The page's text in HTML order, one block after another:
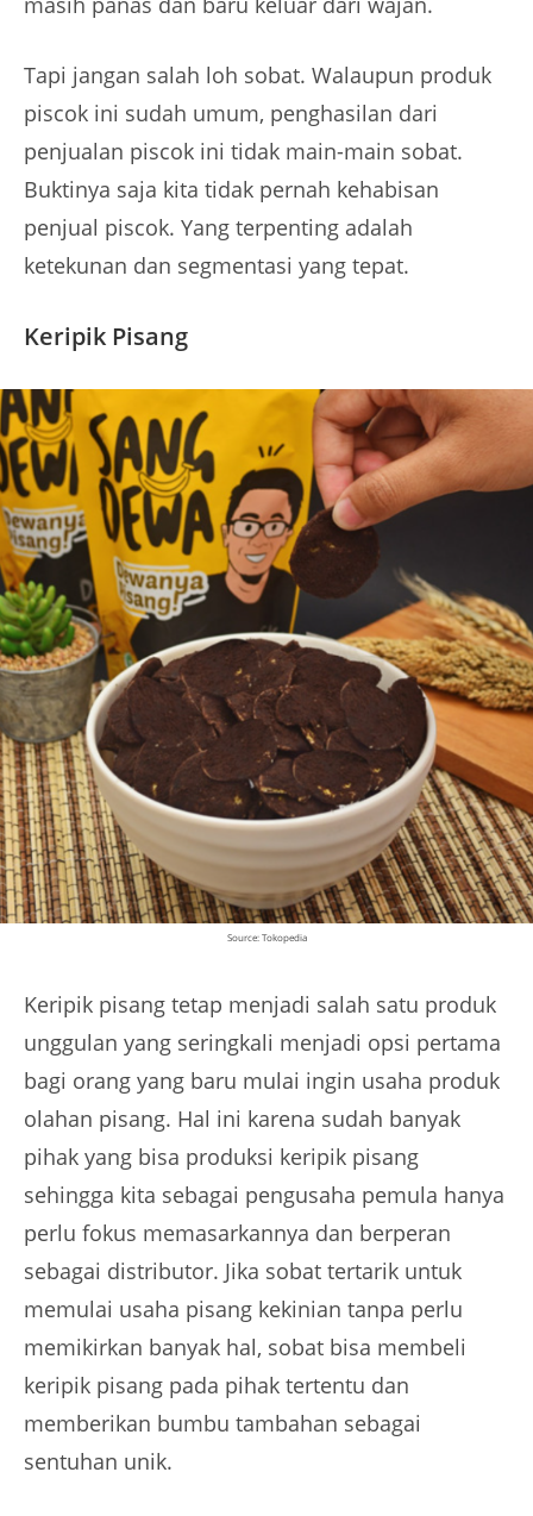
Tapi jangan salah loh sobat. Walaupun produk
piscok ini sudah umum, penghasilan dari
penjualan piscok ini tidak main-main sobat.
Buktinya saja kita tidak pernah kehabisan
penjual piscok. Yang terpenting adalah
ketekunan dan segmentasi yang tepat.
Keripik Pisang
Source: Tokopedia
Keripik pisang tetap menjadi salah satu produk
unggulan yang seringkali menjadi opsi pertama
bagi orang yang baru mulai ingin usaha produk
olahan pisang. Hal ini karena sudah banyak
pihak yang bisa produksi keripik pisang
sehingga kita sebagai pengusaha pemula hanya
perlu fokus memasarkannya dan berperan
sebagai distributor. Jika sobat tertarik untuk
memulai usaha pisang kekinian tanpa perlu
memikirkan banyak hal, sobat bisa membeli
keripik pisang pada pihak tertentu dan
memberikan bumbu tambahan sebagai
sentuhan unik.